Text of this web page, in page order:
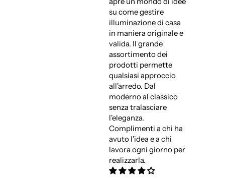
su come gestire
illuminazione di casa
in maniera originale e
valida. Il grande
assortimento dei
prodotti permette
qualsiasi approccio
all'arredo. Dal
moderno al classico
senza tralasciare
l'eleganza.
Complimenti a chi ha
avuto l'idea e a chi
lavora ogni giorno per
realizzarla.